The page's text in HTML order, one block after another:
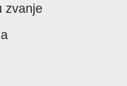
zvanje